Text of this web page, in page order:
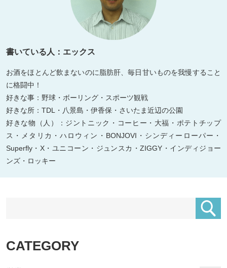
書いている人：エックス
お酒をほとんど飲まないのに脂肪肝、毎日甘いものを我慢すること
に格闘中！
好きな事：野球・ボーリング・スポーツ観戦
好きな所：TDL・八景島・伊香保・さいたま近辺の公園
好きな物（人）：ジントニック・コーヒー・大福・ポテトチップ
ス・メタリカ・ハロウィン・BONJOVI・シンディーローパー・
Superfly・X・ユニコーン・ジュンスカ・ZIGGY・インディジョー
ンズ・ロッキー
CATEGORY